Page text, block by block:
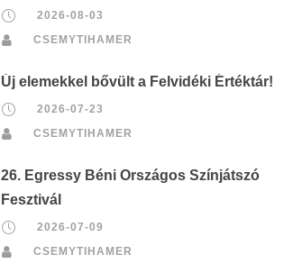
2026-08-03
CSEMYTIHAMER
Új elemekkel bővült a Felvidéki Értéktár!
2026-07-23
CSEMYTIHAMER
26. Egressy Béni Országos Színjátszó
Fesztivál
2026-07-09
CSEMYTIHAMER